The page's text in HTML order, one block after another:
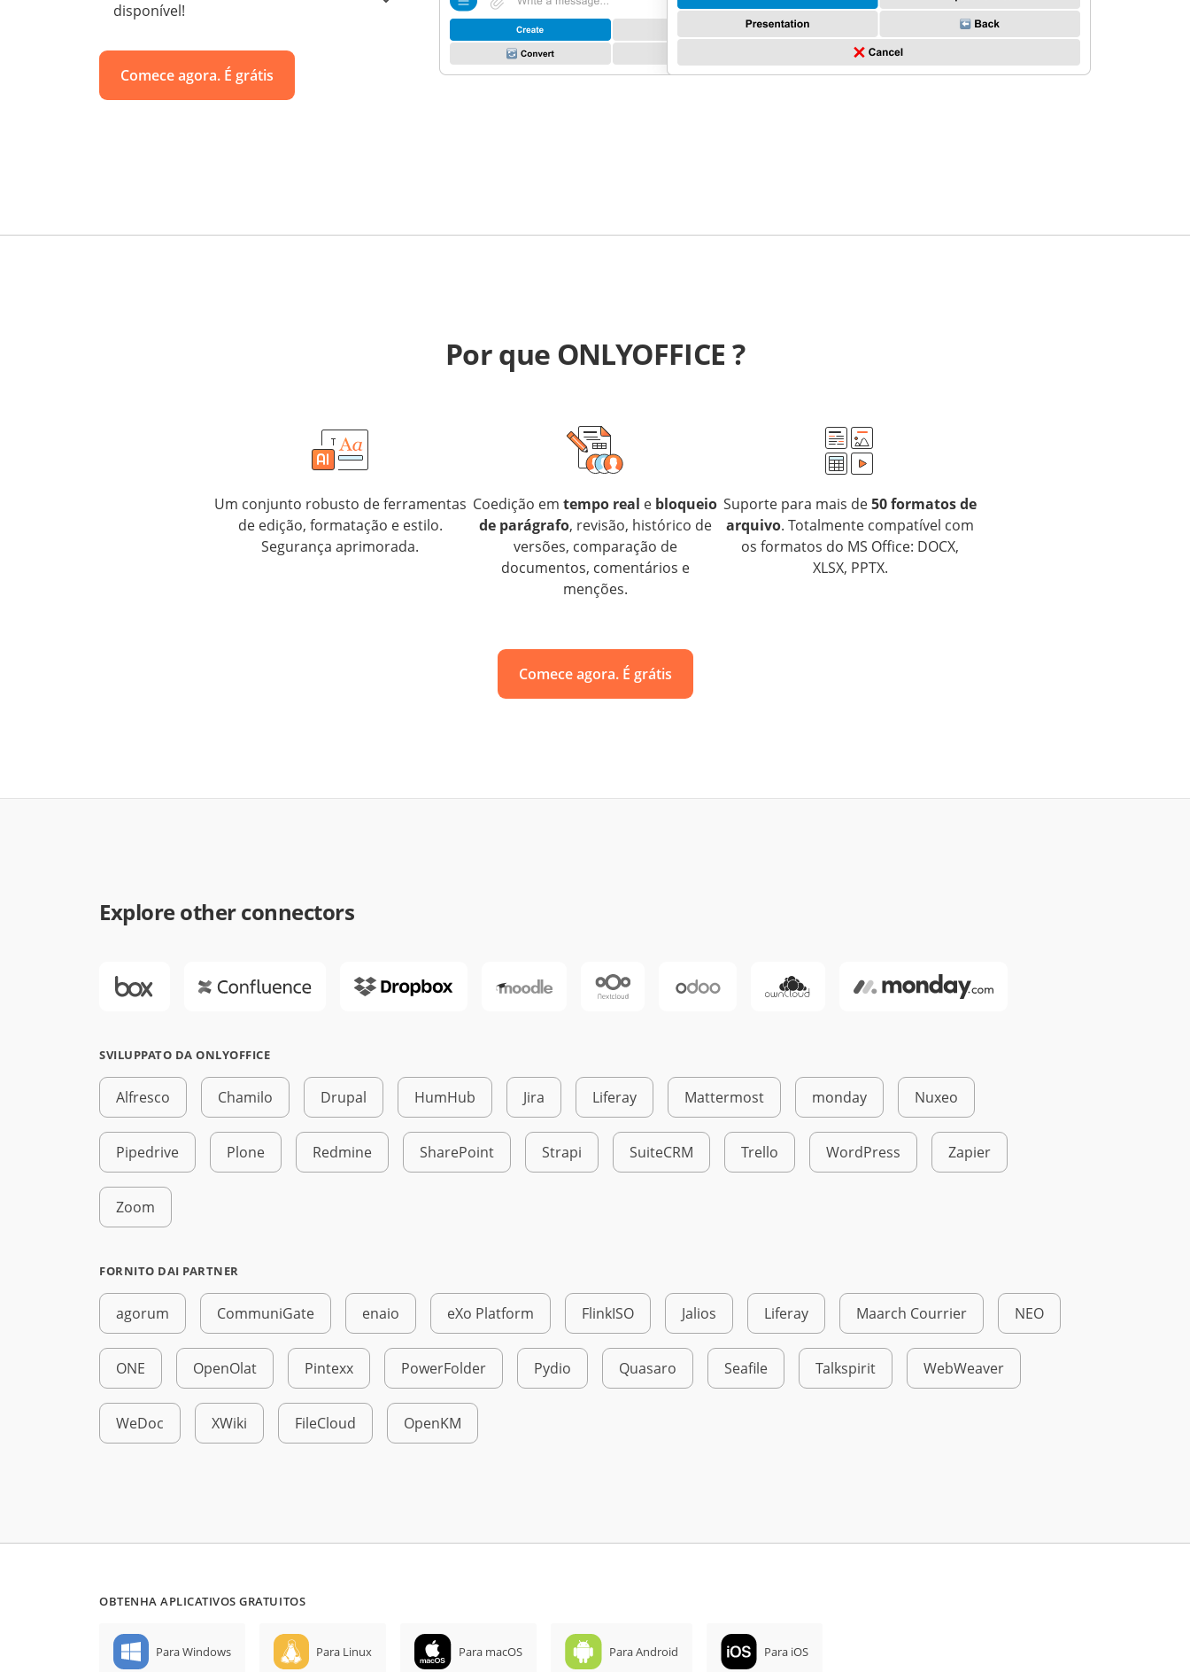
disponível!
Comece agora. É grátis
Por que ONLYOFFICE ?
Um conjunto robusto de ferramentas
de edição, formatação e estilo.
Segurança aprimorada.
Coedição em tempo real e bloqueio
de parágrafo, revisão, histórico de
versões, comparação de
documentos, comentários e
menções.
Suporte para mais de50 formatos de
arquivo. Totalmente compatível com
os formatos do MS Office: DOCX,
XLSX, PPTX.
Comece agora. É grátis
Explore other connectors
SVILUPPATO DA ONLYOFFICE
Alfresco Chamilo Drupal HumHub Jira Liferay Mattermost monday Nuxeo
Pipedrive Plone Redmine SharePoint Strapi SuiteCRM Trello WordPress Zapier
Zoom
FORNITO DAI PARTNER
agorum CommuniGate enaio eXo Platform FlinkISO Jalios Liferay Maarch Courrier NEO
ONE OpenOlat Pintexx PowerFolder Pydio Quasaro Seafile Talkspirit WebWeaver
WeDoc XWiki FileCloud OpenKM
OBTENHA APLICATIVOS GRATUITOS
Para Windows Para Linux Para macOS Para Android Para iOS